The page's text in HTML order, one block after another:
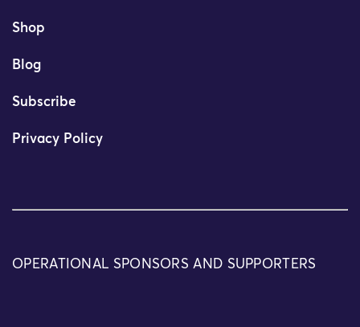
Shop
Blog
Subscribe
Privacy Policy
OPERATIONAL SPONSORS AND SUPPORTERS